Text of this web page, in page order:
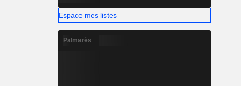
Espace mes listes
Palmarès